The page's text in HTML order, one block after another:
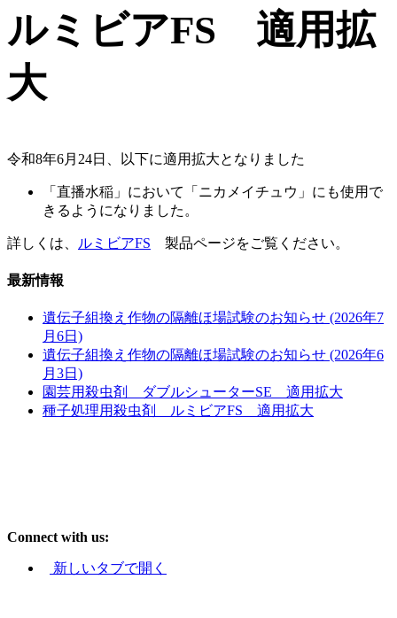
ルミビアFS 適用拡
大
令和8年6月24日、以下に適用拡大となりました
「直播水稲」において「ニカメイチュウ」にも使用で
きるようになりました。
詳しくは、 ルミビアFS 製品ページをご覧ください。
最新情報
遺伝子組換え作物の隔離ほ場試験のお知らせ (2026年7
月6日)
遺伝子組換え作物の隔離ほ場試験のお知らせ (2026年6
月3日)
園芸用殺虫剤 ダブルシューターSE 適用拡大
種子処理用殺虫剤 ルミビアFS 適用拡大
Connect with us:
新しいタブで開く